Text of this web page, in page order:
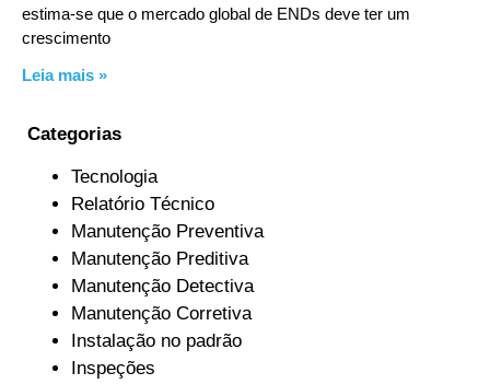
estima-se que o mercado global de ENDs deve ter um
crescimento
Leia mais »
Categorias
Tecnologia
Relatório Técnico
Manutenção Preventiva
Manutenção Preditiva
Manutenção Detectiva
Manutenção Corretiva
Instalação no padrão
Inspeções